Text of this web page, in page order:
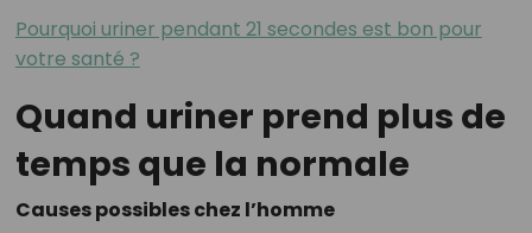
Pourquoi uriner pendant 21 secondes est bon pour
votre santé ?
Quand uriner prend plus de
temps que la normale
Causes possibles chez l’homme